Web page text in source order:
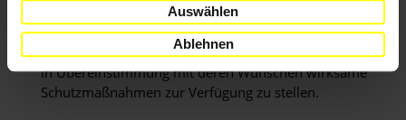
Auswählen
Ablehnen
zu müssen.
Ich appelliere an Sie, Humberto Prado und seiner Familie
in Übereinstimmung mit deren Wünschen wirksame
Schutzmaßnahmen zur Verfügung zu stellen.